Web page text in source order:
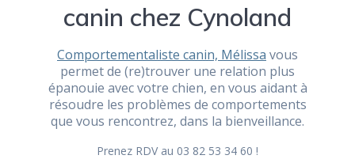
canin chez Cynoland
Comportementaliste canin, Mélissa vous
permet de (re)trouver une relation plus
épanouie avec votre chien, en vous aidant à
résoudre les problèmes de comportements
que vous rencontrez, dans la bienveillance.
Prenez RDV au 03 82 53 34 60 !